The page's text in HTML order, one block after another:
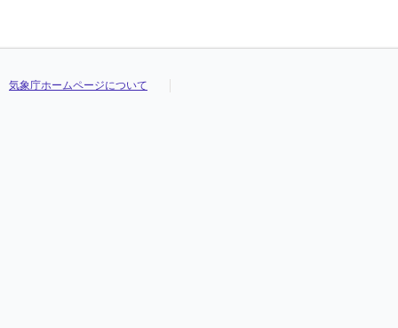
気象庁ホームページについて